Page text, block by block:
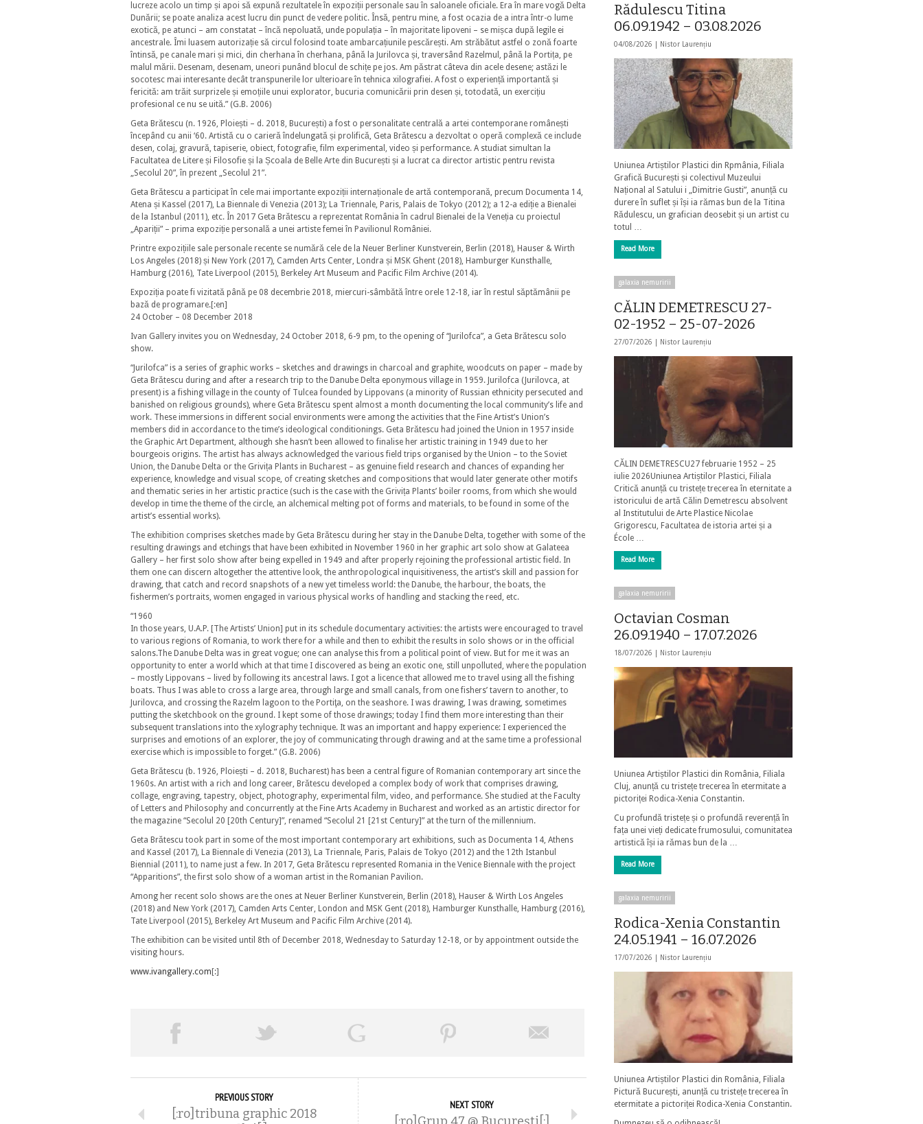
lucreze acolo un timp și apoi să expună rezultatele în expoziții personale sau în saloanele oficiale. Era în mare vogă Delta
Dunării; se poate analiza acest lucru din punct de vedere politic. Însă, pentru mine, a fost ocazia de a intra într-o lume
exotică, pe atunci – am constatat – încă nepoluată, unde populația – în majoritate lipoveni – se mișca după legile ei
ancestrale. Îmi luasem autorizație să circul folosind toate ambarcațiunile pescărești. Am străbătut astfel o zonă foarte
întinsă, pe canale mari și mici, din cherhana în cherhana, până la Jurilovca și, traversând Razelmul, până la Portița, pe
malul mării. Desenam, desenam, uneori punând blocul de schițe pe jos. Am păstrat câteva din acele desene; astăzi le
socotesc mai interesante decât transpunerile lor ulterioare în tehnica xilografiei. A fost o experiență importantă și
fericită: am trăit surprizele și emoțiile unui explorator, bucuria comunicării prin desen și, totodată, un exercițiu
profesional ce nu se uită.” (G.B. 2006)
Geta Brătescu (n. 1926, Ploiești – d. 2018, București) a fost o personalitate centrală a artei contemporane românești
începând cu anii ‘60. Artistă cu o carieră îndelungată și prolifică, Geta Brătescu a dezvoltat o operă complexă ce include
desen, colaj, gravură, tapiserie, obiect, fotografie, film experimental, video și performance. A studiat simultan la
Facultatea de Litere și Filosofie și la Școala de Belle Arte din București și a lucrat ca director artistic pentru revista
„Secolul 20”, în prezent „Secolul 21”.
Geta Brătescu a participat în cele mai importante expoziții internaționale de artă contemporană, precum Documenta 14,
Atena și Kassel (2017), La Biennale di Venezia (2013); La Triennale, Paris, Palais de Tokyo (2012); a 12-a ediție a Bienalei
de la Istanbul (2011), etc. În 2017 Geta Brătescu a reprezentat România în cadrul Bienalei de la Veneția cu proiectul
„Apariții” – prima expoziție personală a unei artiste femei în Pavilionul României.
Printre expozițiile sale personale recente se numără cele de la Neuer Berliner Kunstverein, Berlin (2018), Hauser & Wirth
Los Angeles (2018) și New York (2017), Camden Arts Center, Londra și MSK Ghent (2018), Hamburger Kunsthalle,
Hamburg (2016), Tate Liverpool (2015), Berkeley Art Museum and Pacific Film Archive (2014).
Expoziția poate fi vizitată până pe 08 decembrie 2018, miercuri-sâmbătă între orele 12-18, iar în restul săptămânii pe
bază de programare.[:en]
24 October – 08 December 2018
Ivan Gallery invites you on Wednesday, 24 October 2018, 6-9 pm, to the opening of “Jurilofca”, a Geta Brătescu solo
show.
“Jurilofca” is a series of graphic works – sketches and drawings in charcoal and graphite, woodcuts on paper – made by
Geta Brătescu during and after a research trip to the Danube Delta eponymous village in 1959. Jurilofca (Jurilovca, at
present) is a fishing village in the county of Tulcea founded by Lippovans (a minority of Russian ethnicity persecuted and
banished on religious grounds), where Geta Brătescu spent almost a month documenting the local community’s life and
work. These immersions in different social environments were among the activities that the Fine Artist’s Union’s
members did in accordance to the time’s ideological conditionings. Geta Brătescu had joined the Union in 1957 inside
the Graphic Art Department, although she hasn’t been allowed to finalise her artistic training in 1949 due to her
bourgeois origins. The artist has always acknowledged the various field trips organised by the Union – to the Soviet
Union, the Danube Delta or the Grivița Plants in Bucharest – as genuine field research and chances of expanding her
experience, knowledge and visual scope, of creating sketches and compositions that would later generate other motifs
and thematic series in her artistic practice (such is the case with the Grivița Plants’ boiler rooms, from which she would
develop in time the theme of the circle, an alchemical melting pot of forms and materials, to be found in some of the
artist’s essential works).
The exhibition comprises sketches made by Geta Brătescu during her stay in the Danube Delta, together with some of the
resulting drawings and etchings that have been exhibited in November 1960 in her graphic art solo show at Galateea
Gallery – her first solo show after being expelled in 1949 and after properly rejoining the professional artistic field. In
them one can discern altogether the attentive look, the anthropological inquisitiveness, the artist’s skill and passion for
drawing, that catch and record snapshots of a new yet timeless world: the Danube, the harbour, the boats, the
fishermen’s portraits, women engaged in various physical works of handling and stacking the reed, etc.
“1960
In those years, U.A.P. [The Artists’ Union] put in its schedule documentary activities: the artists were encouraged to travel
to various regions of Romania, to work there for a while and then to exhibit the results in solo shows or in the official
salons.The Danube Delta was in great vogue; one can analyse this from a political point of view. But for me it was an
opportunity to enter a world which at that time I discovered as being an exotic one, still unpolluted, where the population
– mostly Lippovans – lived by following its ancestral laws. I got a licence that allowed me to travel using all the fishing
boats. Thus I was able to cross a large area, through large and small canals, from one fishers’ tavern to another, to
Jurilovca, and crossing the Razelm lagoon to the Portiţa, on the seashore. I was drawing, I was drawing, sometimes
putting the sketchbook on the ground. I kept some of those drawings; today I find them more interesting than their
subsequent translations into the xylography technique. It was an important and happy experience: I experienced the
surprises and emotions of an explorer, the joy of communicating through drawing and at the same time a professional
exercise which is impossible to forget.” (G.B. 2006)
Geta Brătescu (b. 1926, Ploiești – d. 2018, Bucharest) has been a central figure of Romanian contemporary art since the
1960s. An artist with a rich and long career, Brătescu developed a complex body of work that comprises drawing,
collage, engraving, tapestry, object, photography, experimental film, video, and performance. She studied at the Faculty
of Letters and Philosophy and concurrently at the Fine Arts Academy in Bucharest and worked as an artistic director for
the magazine “Secolul 20 [20th Century]”, renamed “Secolul 21 [21st Century]” at the turn of the millennium.
Geta Brătescu took part in some of the most important contemporary art exhibitions, such as Documenta 14, Athens
and Kassel (2017), La Biennale di Venezia (2013), La Triennale, Paris, Palais de Tokyo (2012) and the 12th Istanbul
Biennial (2011), to name just a few. In 2017, Geta Brătescu represented Romania in the Venice Biennale with the project
“Apparitions”, the first solo show of a woman artist in the Romanian Pavilion.
Among her recent solo shows are the ones at Neuer Berliner Kunstverein, Berlin (2018), Hauser & Wirth Los Angeles
(2018) and New York (2017), Camden Arts Center, London and MSK Gent (2018), Hamburger Kunsthalle, Hamburg (2016),
Tate Liverpool (2015), Berkeley Art Museum and Pacific Film Archive (2014).
The exhibition can be visited until 8th of December 2018, Wednesday to Saturday 12-18, or by appointment outside the
visiting hours.
www.ivangallery.com [:]
PREVIOUS STORY
[:ro]tribuna graphic 2018
NEXT STORY
Rădulescu Titina
06.09.1942 – 03.08.2026
04/08/2026 | Nistor Laurențiu
Uniunea Artiștilor Plastici din Rpmânia, Filiala
Grafică București și colectivul Muzeului
Național al Satului i „Dimitrie Gusti”, anunță cu
durere în suflet și își ia rămas bun de la Titina
Rădulescu, un grafician deosebit și un artist cu
totul …
Read More
galaxia nemuririi
CĂLIN DEMETRESCU 27-
02-1952 – 25-07-2026
27/07/2026 | Nistor Laurențiu
CĂLIN DEMETRESCU27 februarie 1952 – 25
iulie 2026Uniunea Artiștilor Plastici, Filiala
Critică anunță cu tristețe trecerea în eternitate a
istoricului de artă Călin Demetrescu absolvent
al Institutului de Arte Plastice Nicolae
Grigorescu, Facultatea de istoria artei și a
École …
Read More
galaxia nemuririi
Octavian Cosman
26.09.1940 – 17.07.2026
18/07/2026 | Nistor Laurențiu
Uniunea Artiștilor Plastici din România, Filiala
Cluj, anunță cu tristețe trecerea în etermitate a
pictoriței Rodica-Xenia Constantin.
Cu profundă tristețe și o profundă reverență în
fața unei vieți dedicate frumosului, comunitatea
artistică își ia rămas bun de la …
Read More
galaxia nemuririi
Rodica-Xenia Constantin
24.05.1941 – 16.07.2026
17/07/2026 | Nistor Laurențiu
Uniunea Artiștilor Plastici din România, Filiala
Pictură București, anunță cu tristețe trecerea în
etermitate a pictoriței Rodica-Xenia Constantin.